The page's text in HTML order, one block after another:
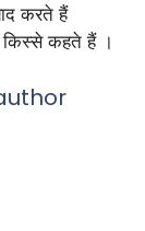
करते हैं
कहते हैं ।